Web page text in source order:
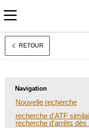
Deutsch
RETOUR
Navigation
Nouvelle recherche
recherche d'ATF
recherche d'arrêts dès